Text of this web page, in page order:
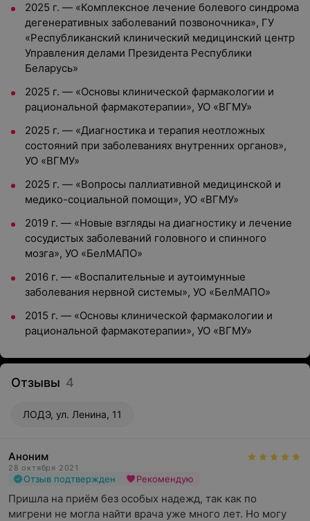
2025 г. — «Комплексное лечение болевого синдрома
дегенеративных заболеваний позвоночника», ГУ
«Республиканский клинический медицинский центр
Управления делами Президента Республики
Беларусь»
2025 г. — «Основы клинической фармакологии и
рациональной фармакотерапии», УО «ВГМУ»
2025 г. — «Диагностика и терапия неотложных
состояний при заболеваниях внутренних органов»,
УО «ВГМУ»
2025 г. — «Вопросы паллиативной медицинской и
медико-социальной помощи», УО «ВГМУ»
2019 г. — «Новые взгляды на диагностику и лечение
сосудистых заболеваний головного и спинного
мозга», УО «БелМАПО»
2016 г. — «Воспалительные и аутоимунные
заболевания нервной системы», УО «БелМАПО»
2015 г. — «Основы клинической фармакологии и
рациональной фармакотерапии», УО «ВГМУ»
Отзывы 4
ЛОДЭ, ул. Ленина, 11
Аноним
28 октября 2021
Отзыв подтвержден Рекомендую
Пришла на приём без особых надежд, так как по
мигрени не могла найти врача уже много лет. Но могу